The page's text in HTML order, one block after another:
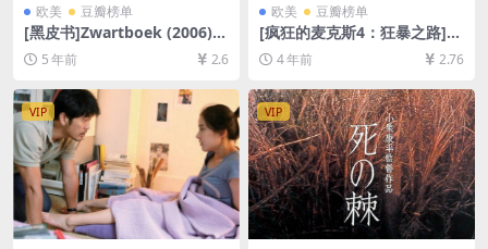
欧美 豆瓣榜单
[黑皮书]Zwartboek (2006)
[百度网盘+迅雷云盘资源1080
P超清未删减][MP4/8.5GB][中
5 年前 2.6
欧美 豆瓣榜单
[疯狂的麦克斯4：狂暴之路]M
ad Max: Fury Road (2015)彩
色/黑白版本[百度网盘+迅雷云
4/8.6GB][中英字幕]
4 年前 2.76
VIP VIP